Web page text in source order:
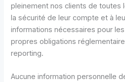
pleinement nos clients de toutes
la sécurité de leur compte et à
informations nécessaires pour
propres obligations
reporting.
Aucune information personnelle